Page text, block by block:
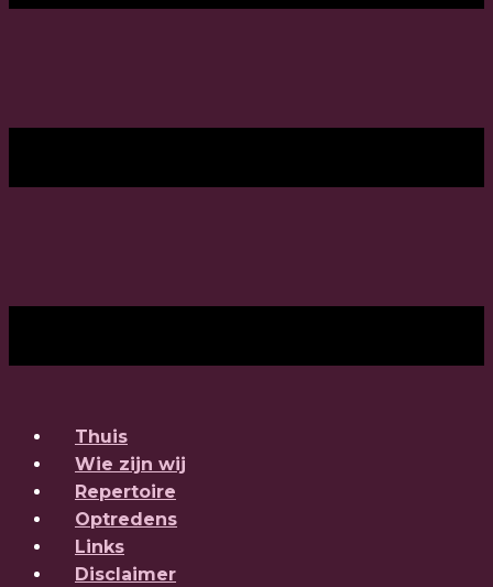
Thuis
Wie zijn wij
Repertoire
Optredens
Links
Disclaimer